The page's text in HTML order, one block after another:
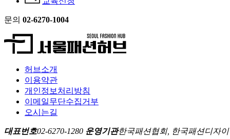
문의 02-6270-1004
허브소개
이용약관
개인정보처리방침
이메일무단수집거부
오시는길
대표번호02-6270-1280 운영기관한국패션협회, 한국패션디자